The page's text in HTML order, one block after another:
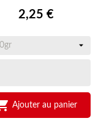
Prix
2,25 €
Ajouter au panier